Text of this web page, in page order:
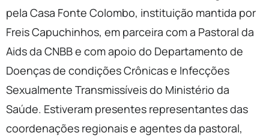
pela Casa Fonte Colombo, instituição mantida por
Freis Capuchinhos, em parceira com a Pastoral da
Aids da CNBB e com apoio do Departamento de
Doenças de condições Crônicas e Infecções
Sexualmente Transmissíveis do Ministério da
Saúde. Estiveram presentes representantes das
coordenações regionais e agentes da pastoral,